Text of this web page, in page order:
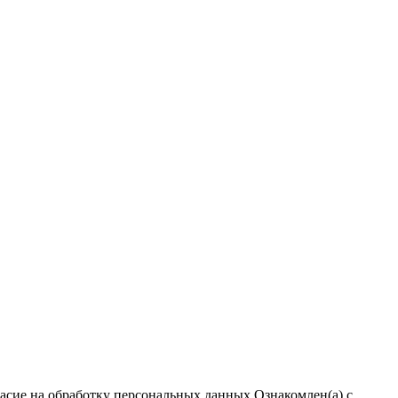
на обработку персональных данных Ознакомлен(а) с